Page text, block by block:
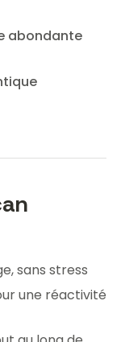
abondante
sans stress
une réactivité